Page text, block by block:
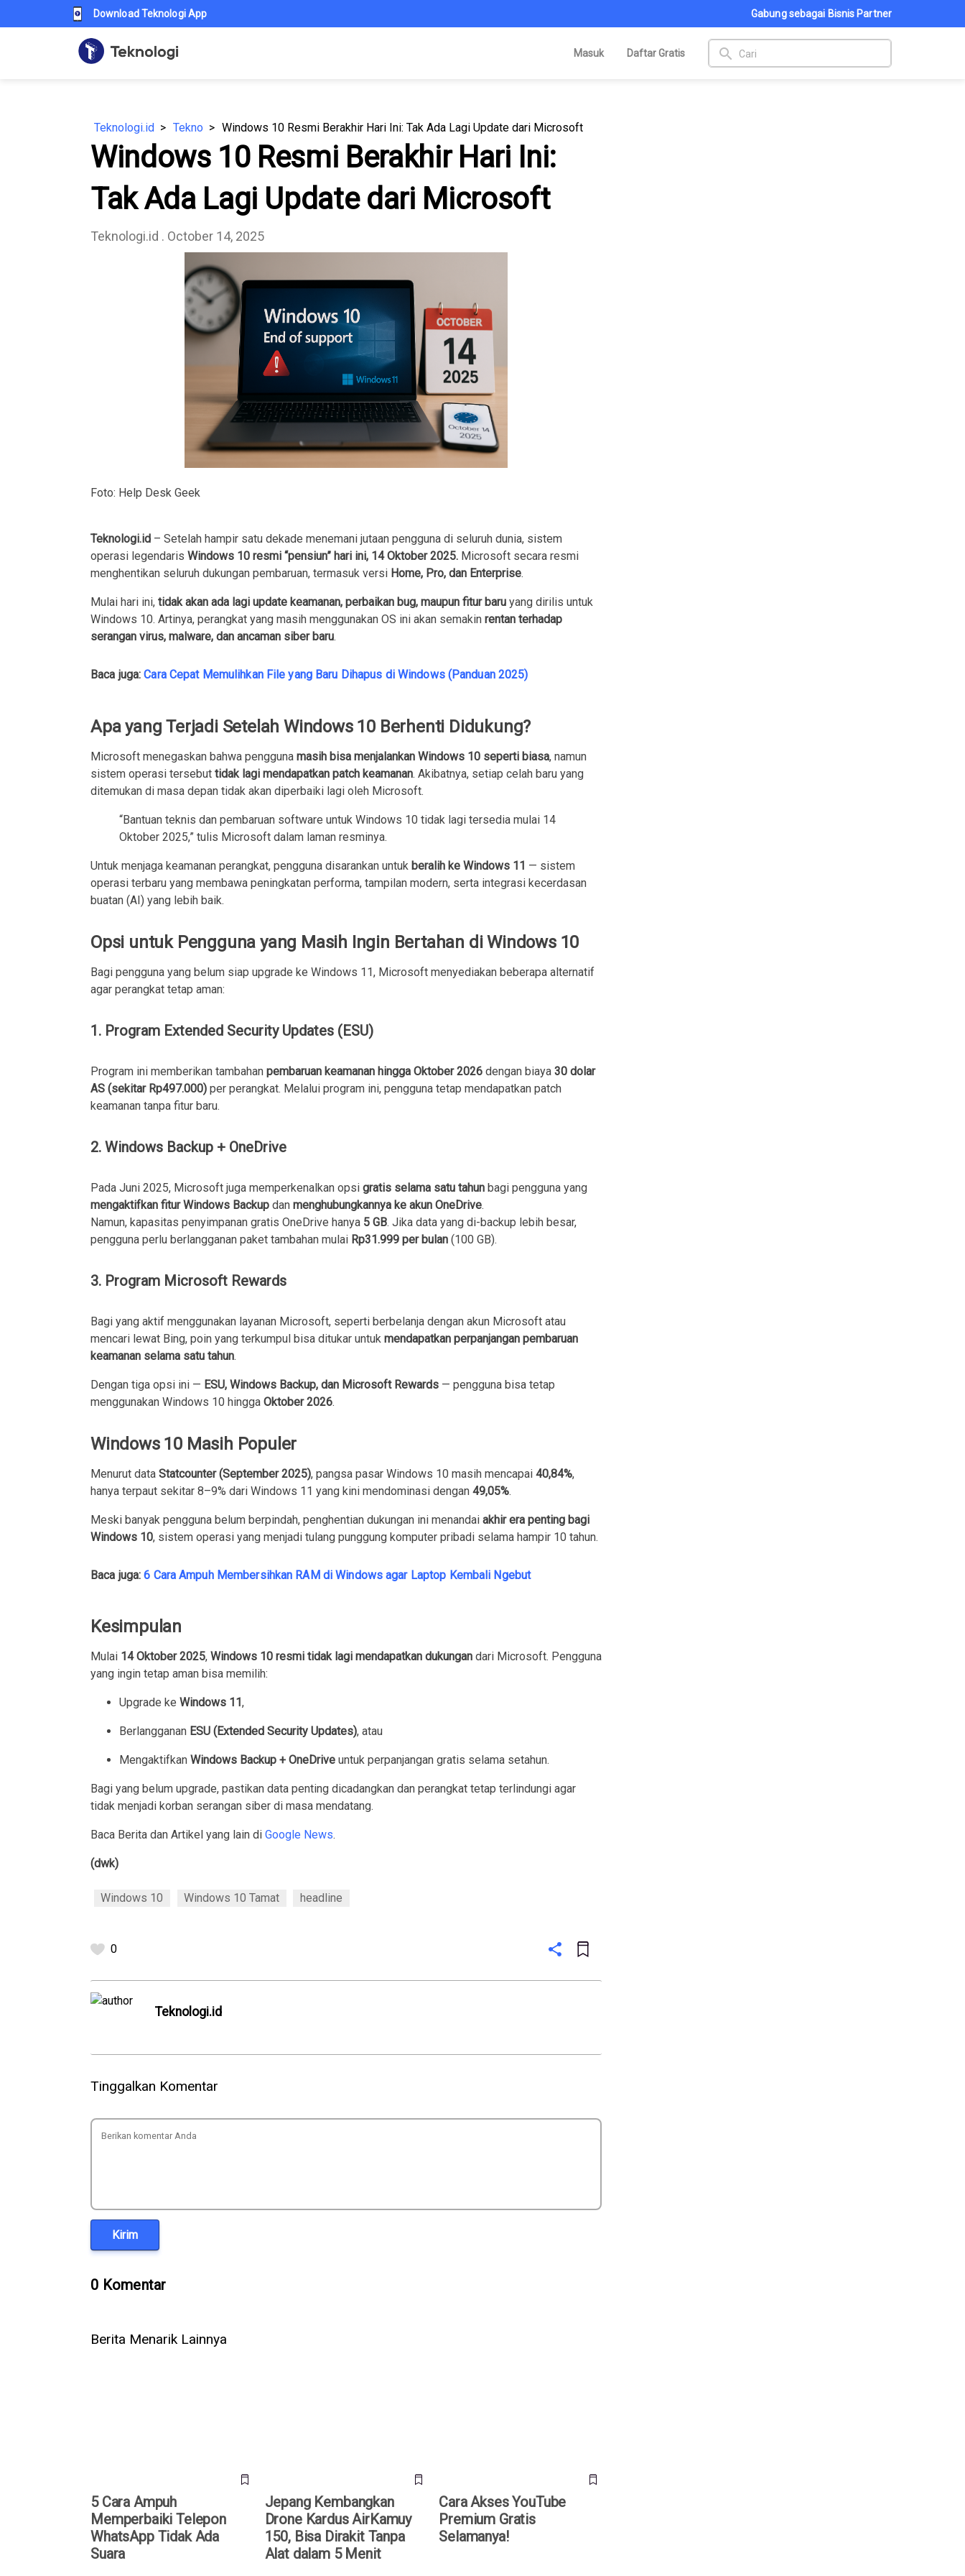
Download Teknologi App Gabung sebagai Bisnis Partner
Masuk Daftar Gratis search
Teknologi.id Tekno Windows 10 Resmi Berakhir Hari Ini: Tak Ada Lagi Update dari Microsoft
Windows 10 Resmi Berakhir Hari Ini:
Tak Ada Lagi Update dari Microsoft
Teknologi.id . October 14, 2025
Foto: Help Desk Geek
Teknologi.id – Setelah hampir satu dekade menemani jutaan pengguna di seluruh dunia, sistem
operasi legendaris Windows 10 resmi “pensiun” hari ini, 14 Oktober 2025. Microsoft secara resmi
menghentikan seluruh dukungan pembaruan, termasuk versi Home, Pro, dan Enterprise.
Mulai hari ini, tidak akan ada lagi update keamanan, perbaikan bug, maupun fitur baru yang dirilis untuk
Windows 10. Artinya, perangkat yang masih menggunakan OS ini akan semakin rentan terhadap
serangan virus, malware, dan ancaman siber baru.
Baca juga:Cara Cepat Memulihkan File yang Baru Dihapus di Windows (Panduan 2025)
Apa yang Terjadi Setelah Windows 10 Berhenti Didukung?
Microsoft menegaskan bahwa pengguna masih bisa menjalankan Windows 10 seperti biasa, namun
sistem operasi tersebut tidak lagi mendapatkan patch keamanan. Akibatnya, setiap celah baru yang
ditemukan di masa depan tidak akan diperbaiki lagi oleh Microsoft.
“Bantuan teknis dan pembaruan software untuk Windows 10 tidak lagi tersedia mulai 14
Oktober 2025,” tulis Microsoft dalam laman resminya.
Untuk menjaga keamanan perangkat, pengguna disarankan untuk beralih ke Windows 11 — sistem
operasi terbaru yang membawa peningkatan performa, tampilan modern, serta integrasi kecerdasan
buatan (AI) yang lebih baik.
Opsi untuk Pengguna yang Masih Ingin Bertahan di Windows 10
Bagi pengguna yang belum siap upgrade ke Windows 11, Microsoft menyediakan beberapa alternatif
agar perangkat tetap aman:
1. Program Extended Security Updates (ESU)
Program ini memberikan tambahan pembaruan keamanan hingga Oktober 2026 dengan biaya 30 dolar
AS (sekitar Rp497.000) per perangkat. Melalui program ini, pengguna tetap mendapatkan patch
keamanan tanpa fitur baru.
2. Windows Backup + OneDrive
Pada Juni 2025, Microsoft juga memperkenalkan opsi gratis selama satu tahun bagi pengguna yang
mengaktifkan fitur Windows Backup dan menghubungkannya ke akun OneDrive.
Namun, kapasitas penyimpanan gratis OneDrive hanya 5 GB. Jika data yang di-backup lebih besar,
pengguna perlu berlangganan paket tambahan mulai Rp31.999 per bulan (100 GB).
3. Program Microsoft Rewards
Bagi yang aktif menggunakan layanan Microsoft, seperti berbelanja dengan akun Microsoft atau
mencari lewat Bing, poin yang terkumpul bisa ditukar untuk mendapatkan perpanjangan pembaruan
keamanan selama satu tahun.
Dengan tiga opsi ini — ESU, Windows Backup, dan Microsoft Rewards — pengguna bisa tetap
menggunakan Windows 10 hingga Oktober 2026.
Windows 10 Masih Populer
Menurut data Statcounter (September 2025), pangsa pasar Windows 10 masih mencapai 40,84%,
hanya terpaut sekitar 8–9% dari Windows 11 yang kini mendominasi dengan 49,05%.
Meski banyak pengguna belum berpindah, penghentian dukungan ini menandai akhir era penting bagi
Windows 10, sistem operasi yang menjadi tulang punggung komputer pribadi selama hampir 10 tahun.
Baca juga:6 Cara Ampuh Membersihkan RAM di Windows agar Laptop Kembali Ngebut
Kesimpulan
Mulai 14 Oktober 2025, Windows 10 resmi tidak lagi mendapatkan dukungan dari Microsoft. Pengguna
yang ingin tetap aman bisa memilih:
Upgrade ke Windows 11,
Berlangganan ESU (Extended Security Updates), atau
Mengaktifkan Windows Backup + OneDrive untuk perpanjangan gratis selama setahun.
Bagi yang belum upgrade, pastikan data penting dicadangkan dan perangkat tetap terlindungi agar
tidak menjadi korban serangan siber di masa mendatang.
Baca Berita dan Artikel yang lain di Google News.
(dwk)
Windows 10 Windows 10 Tamat headline
0
Teknologi.id
Tinggalkan Komentar
Kirim
0 Komentar
Berita Menarik Lainnya
5 Cara Ampuh
Memperbaiki Telepon
WhatsApp Tidak Ada
Suara
Jepang Kembangkan
Drone Kardus AirKamuy
150, Bisa Dirakit Tanpa
Alat dalam 5 Menit
Cara Akses YouTube
Premium Gratis
Selamanya!